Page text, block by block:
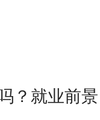
？就业前景